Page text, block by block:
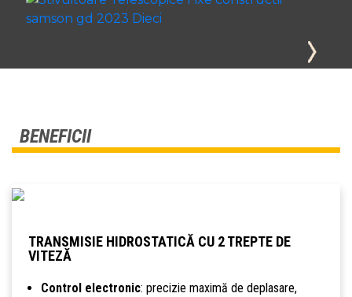
BENEFICII
TRANSMISIE HIDROSTATICĂ CU 2 TREPTE DE
VITEZĂ
Control electronic: precizie maximă de deplasare,